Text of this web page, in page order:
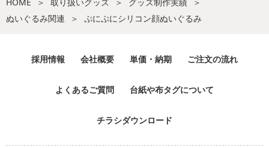
ぬいぐるみ関連
ぷにぷにシリコン顔ぬいぐるみ
採用情報 会社概要 単価・納期 ご注文の流れ
よくあるご質問 台紙や布タグについて
チラシダウンロード